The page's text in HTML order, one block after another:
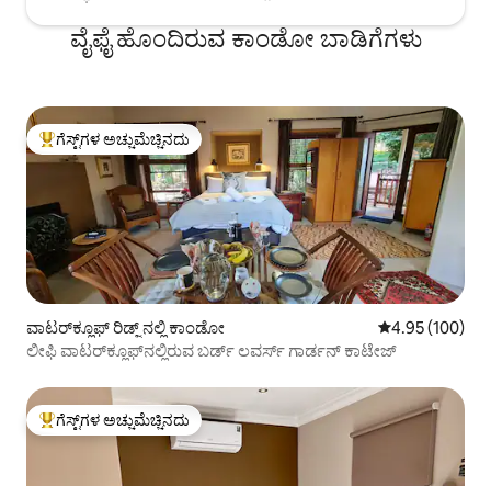
ವೈಫೈ ಹೊಂದಿರುವ ಕಾಂಡೋ ಬಾಡಿಗೆಗಳು
ಗೆಸ್ಟ್‌ಗಳಿಗೆ ಅತಿ ಹೆಚ್ಚು ಅಚ್ಚುಮೆಚ್ಚಿನದು
ಗೆಸ್ಟ್‌ಗಳ ಅಚ್ಚುಮೆಚ್ಚಿನದು
ವಾಟರ್‌ಕ್ಲೂಫ್ ರಿಡ್ಜ್ ನಲ್ಲಿ ಕಾಂಡೋ 5 ರಲ್ಲಿ 4.95
4.95 (100)
ಲೀಫಿ ವಾಟರ್‌ಕ್ಲೂಫ್‌ನಲ್ಲಿರುವ ಬರ್ಡ್ ಲವರ್ಸ್ ಗಾರ್ಡನ್ ಕಾಟೇಜ್
ಗೆಸ್ಟ್‌ಗಳಿಗೆ ಅತಿ ಹೆಚ್ಚು ಅಚ್ಚುಮೆಚ್ಚಿನದು
ಗೆಸ್ಟ್‌ಗಳ ಅಚ್ಚುಮೆಚ್ಚಿನದು